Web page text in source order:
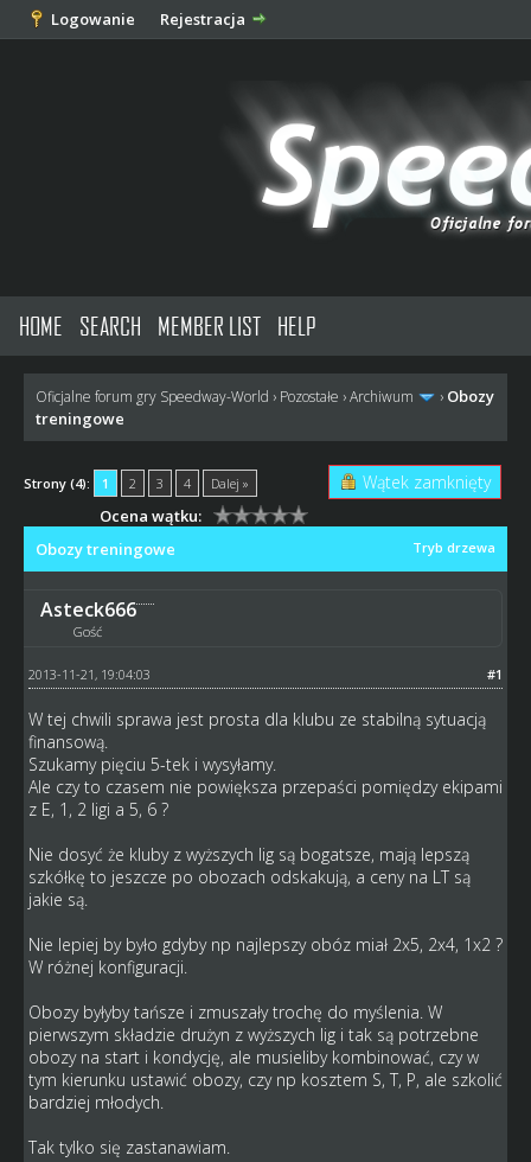
Logowanie Rejestracja
HOME SEARCH MEMBER LIST HELP
Oficjalne forum gry Speedway-World › Pozostałe ›Archiwum › Obozy
treningowe
Strony (4): 1 2 3 4 Dalej » Wątek zamknięty
Ocena wątku:
Tryb drzewa
Obozy treningowe
Asteck666
Gość
#1
2013-11-21, 19:04:03
W tej chwili sprawa jest prosta dla klubu ze stabilną sytuacją
finansową.
Szukamy pięciu 5-tek i wysyłamy.
Ale czy to czasem nie powiększa przepaści pomiędzy ekipami
z E, 1, 2 ligi a 5, 6 ?
Nie dosyć że kluby z wyższych lig są bogatsze, mają lepszą
szkółkę to jeszcze po obozach odskakują, a ceny na LT są
jakie są.
Nie lepiej by było gdyby np najlepszy obóz miał 2x5, 2x4, 1x2 ?
W różnej konfiguracji.
Obozy byłyby tańsze i zmuszały trochę do myślenia. W
pierwszym składzie drużyn z wyższych lig i tak są potrzebne
obozy na start i kondycję, ale musieliby kombinować, czy w
tym kierunku ustawić obozy, czy np kosztem S, T, P, ale szkolić
bardziej młodych.
Tak tylko się zastanawiam.